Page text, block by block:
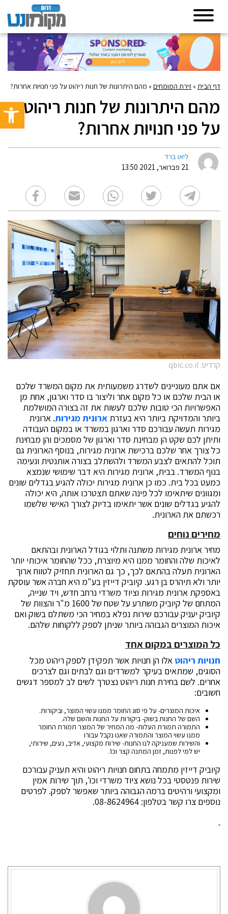
פתח
דף הבית» זירת המומחים» מהם היתרונות של חנות ריהוט על פני חנויות אחרות?
מהם היתרונות של חנות ריהוט
על פני חנויות אחרות?
ליאו ברד
21 פברואר, 2021 13:50
קרדיט: qbic.co.il
אם אתם מעוניינים לשדרג משמעותית את מקום המשרד שלכם
או הבית שלכם או כל מקום אחר וליצור בו סדר וארגון, אחת מן
האפשרויות הכי טובות שלכם לעשות את זה בצורה המושלמת
ביותר והמדויקת ביותר היא בעזרת ארונית מגירות. ארונית
מגירות תעשה עבורכם סדר וארגון במשרד או במקום העבודה
ותיתן לכם שקט הן מבחינת סדר וארגון של מסמכים והן מבחינת
כל צורך אחר שלכם ברכישת ארונית מגירות, בנוסף הארונית גם
תוכל להתאים לצבע המשרד ולהשתלב בצורה אותנטית ונעימה
בנוף המשרד. בבית, ארונית מגירות היא דבר שימושי שנמצא
כמעט בכל בית. כמו כן ארונית מגירות יכולה להגיע בגדלים שונים
ומגוונים שיתאימו לכל פינה שאתם תצטרכו אותה, היא יכולה
להגיע בגדלים שונים אשר יתאימו בדיוק לצורך האישי שלשמו
רכשתם את הארונית.
מחירים נוחים
מחיר ארונית מגירות משתנה ותלוי בגודל הארונית ובהתאם
לאיכות שלה והחומר ממנו היא מיוצרת, ככל שהחומר איכותי יותר
הארונית תעלה בהתאם לכך, כך גם הארונית תחזיק לטווח ארוך
יותר ולא תיהרס בן רגע. קיוביק דייזין בע"מ היא חברה אשר עוסקת
באספקת ארונית מגירות וציוד משרדי נרחב חדש, ויד שנייה,
המתחם של קיוביק משתרע על שטח של 1600 מ"ר והצוות של
קיוביק יעניק עבורכם שירות נפלא במחיר הכי משתלם בשוק ואם
איכות המוצרים הגבוהה ביותר שניתן לספק ללקוחות שלהם.
כל המוצרים במקום אחד
חנויות ריהוטאלו הן חנויות אשר תפקידן לספק ריהוט מכל
הסוגים, שמתאים בעיקר למשרדים וגם לבתים וגם לצרכים
אחרים. לשם בחירת חנות ריהוט נצטרך לשים לב למספר דגשים
חשובים:
איכות המוצרים- על פי סוג החומר ממנו עשוי המוצר, וביקורות.
השם של החנות בשוק- ביקורות על החנות והשם שלה.
התמורה תמורת העלות- מה המחיר של המוצר תמורת החומר
ממנו עשוי המוצר והתמורה שאנו נקבל עבורו
והשירות שמעניקה לנו החנות- שירות מקצועי, אדיב, נעים, שירותי,
יש למי לפנות, זמן המתנה קצר וכו'.
קיוביק דייזין מתמחה בתחום חנויות ריהוט והיא תעניק עבורכם
שירות פנטסטי בכל נושא ציוד משרדי וכו', תוך שירות אמין
ומקצועי ורהיטים ברמה הגבוהה ביותר שאפשר לספק. לפרטים
נוספים צרו קשר בטלפון: 08-8624964.